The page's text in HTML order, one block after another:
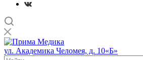
ул. Академика Челомея, д. 10«Б»